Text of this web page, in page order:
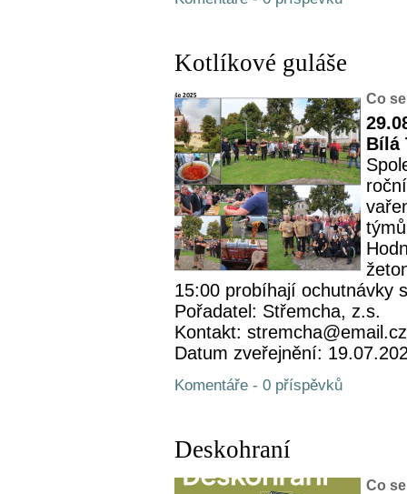
Kotlíkové guláše
Co
Bílá
15:00 probíhají ochutnávky
Pořadatel: Střemcha, z.s.
Kontakt: stremcha@email.cz
Datum zveřejnění:
Komentáře - 0 příspěvků
Deskohraní
Co